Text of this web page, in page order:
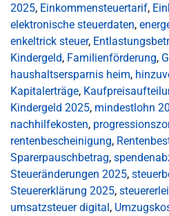
2025, Einkommensteuertarif,
elektronische steuerdaten,
enkeltrick steuer,
Kindergeld, Familienförderung,
haushaltsersparnis heim,
Kapitalerträge,
Kindergeld 2025, mindestlohn
nachhilfekosten,
rentenbescheinigung,
Sparerpauschbetrag,
Steueränderungen 2025,
Steuererklärung 2025,
umsatzsteuer digital,